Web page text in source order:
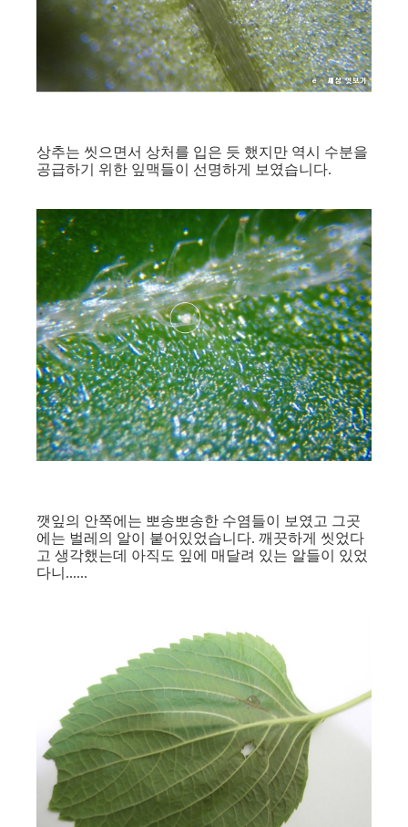
상추는 씻으면서 상처를 입은 듯 했지만 역시 수분을
공급하기 위한 잎맥들이 선명하게 보였습니다.
깻잎의 안쪽에는 뽀송뽀송한 수염들이 보였고 그곳
에는 벌레의 알이 붙어있었습니다. 깨끗하게 씻었다
고 생각했는데 아직도 잎에 매달려 있는 알들이 있었
다니......